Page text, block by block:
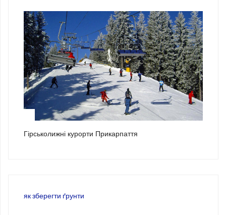
Гірськолижні курорти Прикарпаття
як зберегти ґрунти